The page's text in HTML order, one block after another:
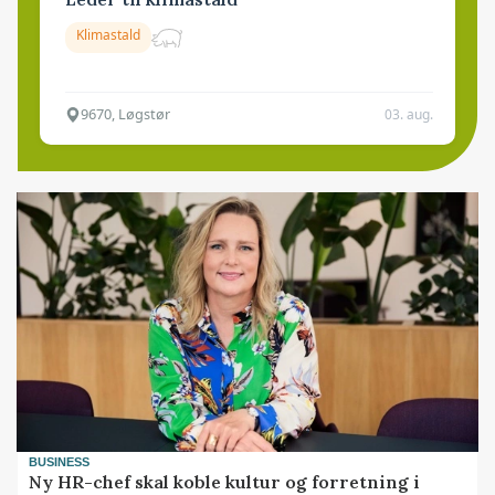
Klimastald
9670, Løgstør 03. aug.
BUSINESS
Ny HR-chef skal koble kultur og forretning i